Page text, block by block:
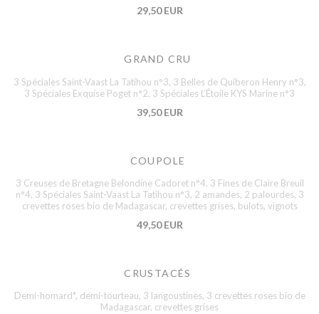
29,50 EUR
GRAND CRU
3 Spéciales Saint-Vaast La Tatihou n°3, 3 Belles de Quiberon Henry n°3,
3 Spéciales Exquise Poget n°2, 3 Spéciales L’Étoile KYS Marine n°3
39,50 EUR
COUPOLE
3 Creuses de Bretagne Belondine Cadoret n°4, 3 Fines de Claire Breuil
n°4, 3 Spéciales Saint-Vaast La Tatihou n°3, 2 amandes, 2 palourdes, 3
crevettes roses bio de Madagascar, crevettes grises, bulots, vignots
49,50 EUR
CRUSTACÉS
Demi-homard*, demi-tourteau, 3 langoustines, 3 crevettes roses bio de
Madagascar, crevettes grises